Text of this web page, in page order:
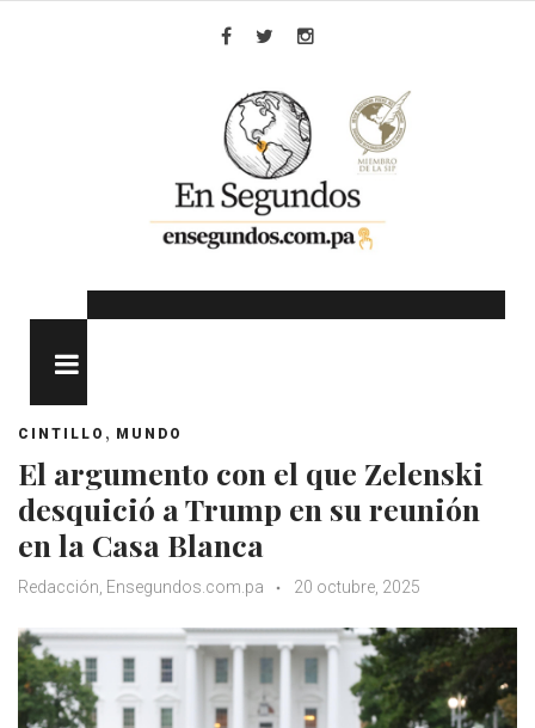
CINTILLO , MUNDO
El argumento con el que Zelenski
desquició a Trump en su reunión
en la Casa Blanca
Redacción, Ensegundos.com.pa 20 octubre, 2025